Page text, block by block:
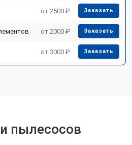
от 2500 ₽ Заказать
от 2000 ₽ Заказать
от 3000 ₽ Заказать
пылесосов